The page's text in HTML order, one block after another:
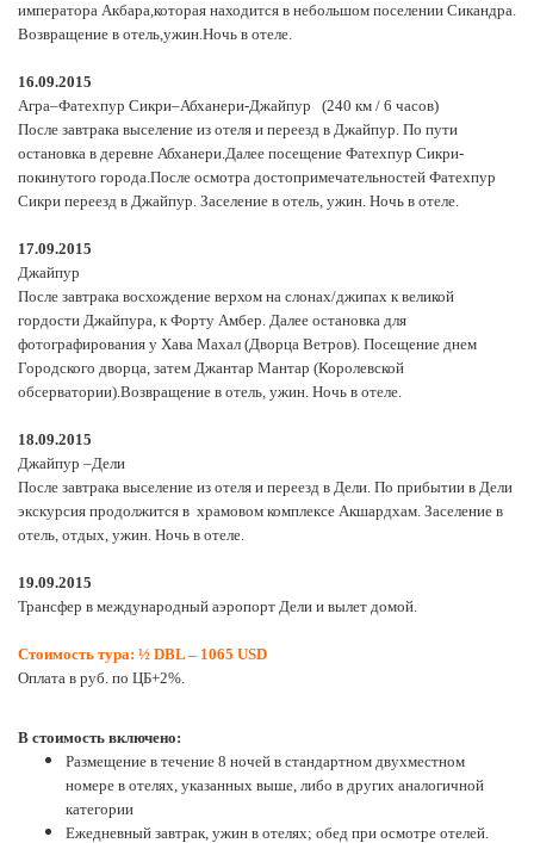
императора Акбара,которая находится в небольшом поселении Сикандра.
Возвращение в отель,ужин.Ночь в отеле.
16.09.2015
Агра–Фатехпур Сикри–Абханери-Джайпур (240 км / 6 часов)
После завтрака выселение из отеля и переезд в Джайпур. По пути
остановка в деревне Абханери.Далее посещение Фатехпур Сикри-
покинутого города.После осмотра достопримечательностей Фатехпур
Сикри переезд в Джайпур. Заселение в отель, ужин. Ночь в отеле.
17.09.2015
Джайпур
После завтрака восхождение верхом на слонах/джипах к великой
гордости Джайпура, к Форту Амбер. Далее остановка для
фотографирования у Хава Махал (Дворца Ветров). Посещение днем
Городского дворца, затем Джантар Мантар (Королевской
обсерватории).Возвращение в отель, ужин. Ночь в отеле.
18.09.2015
Джайпур –Дели
После завтрака выселение из отеля и переезд в Дели. По прибытии в Дели
экскурсия продолжится в храмовом комплексе Акшардхам. Заселение в
отель, отдых, ужин. Ночь в отеле.
19.09.2015
Трансфер в международный аэропорт Дели и вылет домой.
Стоимость тура: ½ DBL – 1065 USD
Оплата в руб. по ЦБ+2%.
В стоимость включено:
Размещение в течение 8 ночей в стандартном двухместном
номере в отелях, указанных выше, либо в других аналогичной
категории
Ежедневный завтрак, ужин в отелях; обед при осмотре отелей.